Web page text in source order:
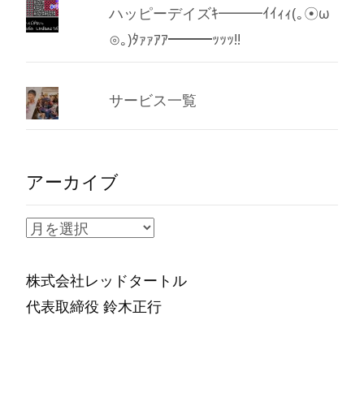
ハッピーデイズｷ━━━ｲｲｨｨ(｡☉ω
⊙｡)ﾀｧｧｱｱ━━━ｯｯｯ!!
サービス一覧
アーカイブ
ア
カ
イ
株式会社レッドタートル
代表取締役 鈴木正行